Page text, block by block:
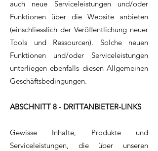
auch neue Serviceleistungen und/oder
Funktionen über die Website anbieten
(einschliesslich der Veröffentlichung neuer
Tools und Ressourcen). Solche neuen
Funktionen und/oder Serviceleistungen
unterliegen ebenfalls diesen Allgemeinen
Geschäftsbedingungen.
ABSCHNITT 8 - DRITTANBIETER-LINKS
Gewisse Inhalte, Produkte und
Serviceleistungen, die über unseren